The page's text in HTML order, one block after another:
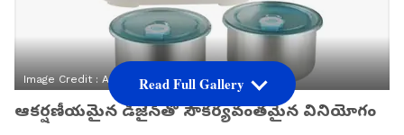
Image Credit : Amazon.in
ఆకర్షణీయమైన డిజైన్‌తో సౌకర్యవంతమైన వినియోగం
Read Full Gallery